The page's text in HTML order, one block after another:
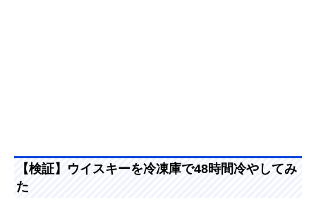
【検証】ウイスキーを冷凍庫で48時間冷やしてみ
た